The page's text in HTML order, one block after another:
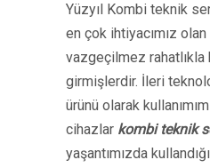
Yüzyıl Kombi teknik
en çok ihtiyacımız
vazgeçilmez rahatlıkla
girmişlerdir. İleri
ürünü olarak
cihazlar kombi teknik
yaşantımızda